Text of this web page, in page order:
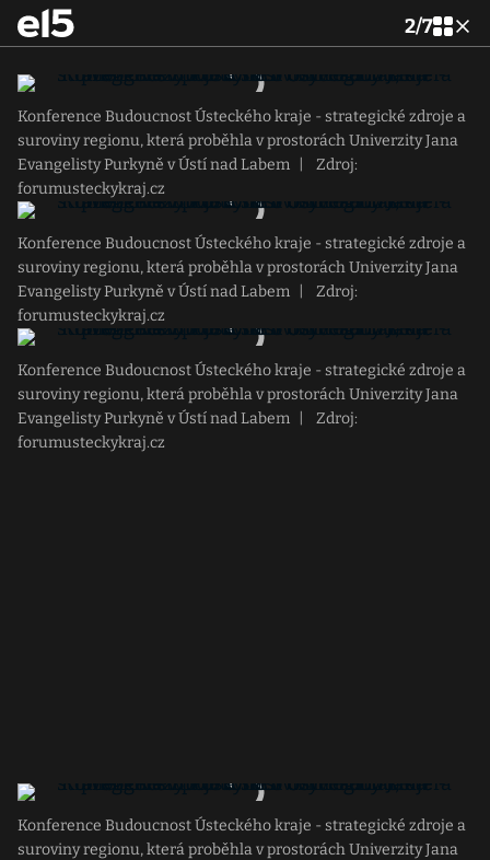
2/7
Konference Budoucnost Ústeckého kraje - strategické zdroje a
suroviny regionu, která proběhla v prostorách Univerzity Jana
Evangelisty Purkyně v Ústí nad Labem
Zdroj:
forumusteckykraj.cz
Konference Budoucnost Ústeckého kraje - strategické zdroje a
suroviny regionu, která proběhla v prostorách Univerzity Jana
Evangelisty Purkyně v Ústí nad Labem
Zdroj:
forumusteckykraj.cz
Konference Budoucnost Ústeckého kraje - strategické zdroje a
suroviny regionu, která proběhla v prostorách Univerzity Jana
Evangelisty Purkyně v Ústí nad Labem
Zdroj:
forumusteckykraj.cz
Konference Budoucnost Ústeckého kraje - strategické zdroje a
suroviny regionu, která proběhla v prostorách Univerzity Jana